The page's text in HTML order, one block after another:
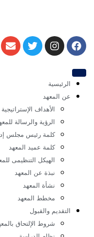
الإستراتيجية للمعهد
والرسالة للمعهد
رئيس مجلس إدارة المعهد
عميد المعهد
التنظيمى للمعهد
عن المعهد